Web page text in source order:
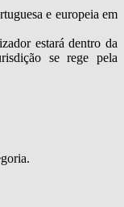
e europeia em
estará dentro da
se rege pela